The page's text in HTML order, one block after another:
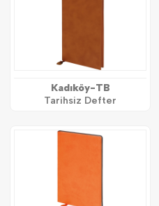
Kadıköy-TB
Tarihsiz Defter